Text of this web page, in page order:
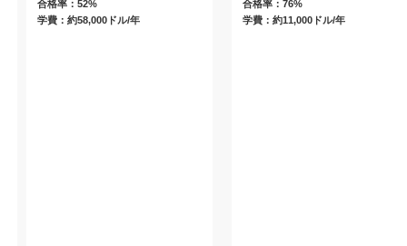
合格率：52%
学費：約58,000ドル/年
合格率：76%
学費：約11,000ドル/年